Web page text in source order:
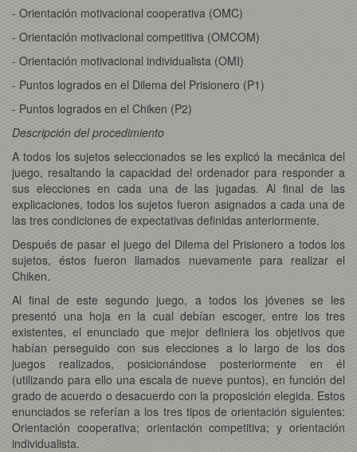
- Orientación motivacional cooperativa (OMC)
- Orientación motivacional competitiva (OMCOM)
- Orientación motivacional individualista (OMI)
- Puntos logrados en el Dilema del Prisionero (P1)
- Puntos logrados en el Chiken (P2)
Descripción del procedimiento
A todos los sujetos seleccionados se les explicó la mecánica del
juego, resaltando la capacidad del ordenador para responder a
sus elecciones en cada una de las jugadas. Al final de las
explicaciones, todos los sujetos fueron asignados a cada una de
las tres condiciones de expectativas definidas anteriormente.
Después de pasar el juego del Dilema del Prisionero a todos los
sujetos, éstos fueron llamados nuevamente para realizar el
Chiken.
Al final de este segundo juego, a todos los jóvenes se les
presentó una hoja en la cual debían escoger, entre los tres
existentes, el enunciado que mejor definiera los objetivos que
habían perseguido con sus elecciones a lo largo de los dos
juegos realizados, posicionándose posteriormente en él
(utilizando para ello una escala de nueve puntos), en función del
grado de acuerdo o desacuerdo con la proposición elegida. Estos
enunciados se referían a los tres tipos de orientación siguientes:
Orientación cooperativa; orientación competitiva; y orientación
individualista.